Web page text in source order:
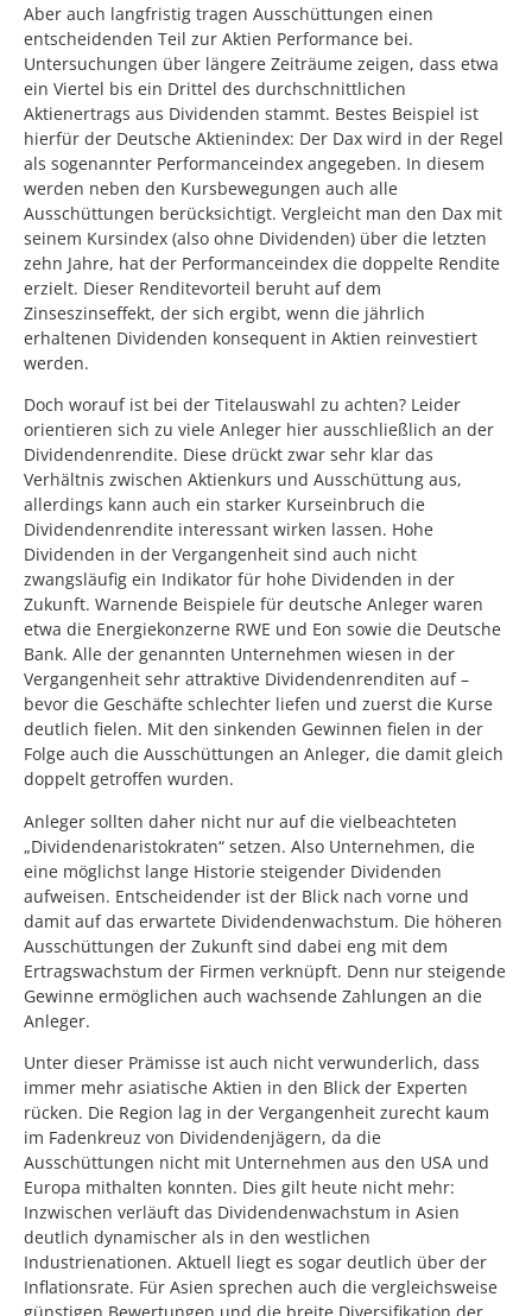
Aber auch langfristig tragen Ausschüttungen einen
entscheidenden Teil zur Aktien Performance bei.
Untersuchungen über längere Zeiträume zeigen, dass etwa
ein Viertel bis ein Drittel des durchschnittlichen
Aktienertrags aus Dividenden stammt. Bestes Beispiel ist
hierfür der Deutsche Aktienindex: Der Dax wird in der Regel
als sogenannter Performanceindex angegeben. In diesem
werden neben den Kursbewegungen auch alle
Ausschüttungen berücksichtigt. Vergleicht man den Dax mit
seinem Kursindex (also ohne Dividenden) über die letzten
zehn Jahre, hat der Performanceindex die doppelte Rendite
erzielt. Dieser Renditevorteil beruht auf dem
Zinseszinseffekt, der sich ergibt, wenn die jährlich
erhaltenen Dividenden konsequent in Aktien reinvestiert
werden.
Doch worauf ist bei der Titelauswahl zu achten? Leider
orientieren sich zu viele Anleger hier ausschließlich an der
Dividendenrendite. Diese drückt zwar sehr klar das
Verhältnis zwischen Aktienkurs und Ausschüttung aus,
allerdings kann auch ein starker Kurseinbruch die
Dividendenrendite interessant wirken lassen. Hohe
Dividenden in der Vergangenheit sind auch nicht
zwangsläufig ein Indikator für hohe Dividenden in der
Zukunft. Warnende Beispiele für deutsche Anleger waren
etwa die Energiekonzerne RWE und Eon sowie die Deutsche
Bank. Alle der genannten Unternehmen wiesen in der
Vergangenheit sehr attraktive Dividendenrenditen auf –
bevor die Geschäfte schlechter liefen und zuerst die Kurse
deutlich fielen. Mit den sinkenden Gewinnen fielen in der
Folge auch die Ausschüttungen an Anleger, die damit gleich
doppelt getroffen wurden.
Anleger sollten daher nicht nur auf die vielbeachteten
„Dividendenaristokraten“ setzen. Also Unternehmen, die
eine möglichst lange Historie steigender Dividenden
aufweisen. Entscheidender ist der Blick nach vorne und
damit auf das erwartete Dividendenwachstum. Die höheren
Ausschüttungen der Zukunft sind dabei eng mit dem
Ertragswachstum der Firmen verknüpft. Denn nur steigende
Gewinne ermöglichen auch wachsende Zahlungen an die
Anleger.
Unter dieser Prämisse ist auch nicht verwunderlich, dass
immer mehr asiatische Aktien in den Blick der Experten
rücken. Die Region lag in der Vergangenheit zurecht kaum
im Fadenkreuz von Dividendenjägern, da die
Ausschüttungen nicht mit Unternehmen aus den USA und
Europa mithalten konnten. Dies gilt heute nicht mehr:
Inzwischen verläuft das Dividendenwachstum in Asien
deutlich dynamischer als in den westlichen
Industrienationen. Aktuell liegt es sogar deutlich über der
Inflationsrate. Für Asien sprechen auch die vergleichsweise